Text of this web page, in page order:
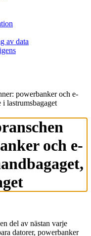
av data
powerbanker och e-
lastrumsbagaget
och e-
del av nästan varje
datorer, powerbanker